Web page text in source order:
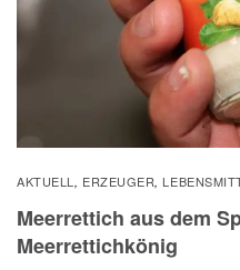
AKTUELL , ERZEUGER,
Meerrettich aus dem
Meerrettichkönig